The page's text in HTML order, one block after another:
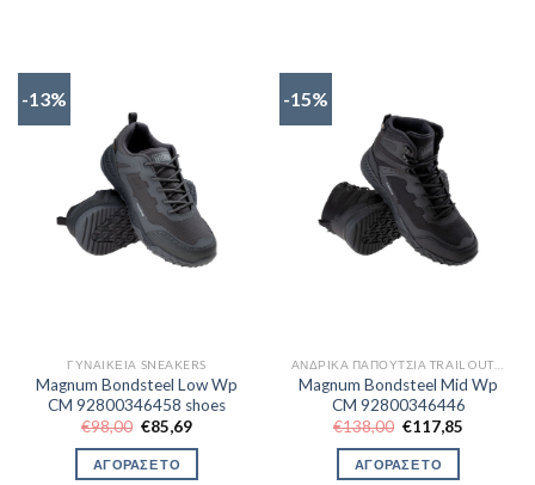
-13%
ΓΥΝΑΙΚΕΊΑ SNEAKERS
Magnum Bondsteel Low Wp
CM 92800346458 shoes
€98,00 Original
price
was:
€98,00.
€85,69Η
τιμή
ΑΓΟΡΑΣΕ ΤΟ
-15%
ΑΝΔΡΙΚΆ ΠΑΠΟΎΤΣΙΑ TRAIL OUTDOR
Magnum Bondsteel Mid Wp
CM 92800346446
€138,00 Original
was:
€138,00.
€117,85
ΑΓΟΡΑΣΕ ΤΟ